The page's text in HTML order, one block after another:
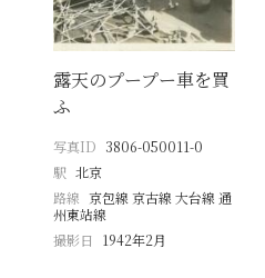
露天のプープー車を買
ふ
写真ID 3806-050011-0
駅 北京
路線 京包線 京古線 大台線 通
州東站線
撮影日
1942年2月